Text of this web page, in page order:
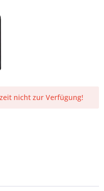
nicht zur Verfügung!